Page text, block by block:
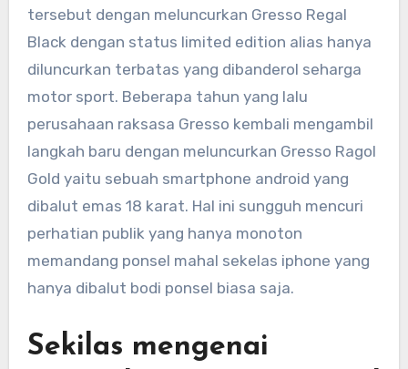
tersebut dengan meluncurkan Gresso Regal
Black dengan status limited edition alias hanya
diluncurkan terbatas yang dibanderol seharga
motor sport. Beberapa tahun yang lalu
perusahaan raksasa Gresso kembali mengambil
langkah baru dengan meluncurkan Gresso Ragol
Gold yaitu sebuah smartphone android yang
dibalut emas 18 karat. Hal ini sungguh mencuri
perhatian publik yang hanya monoton
memandang ponsel mahal sekelas iphone yang
hanya dibalut bodi ponsel biasa saja.
Sekilas mengenai